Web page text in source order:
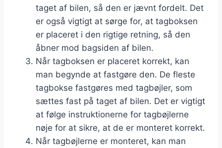
taget af bilen, så den er jævnt fordelt. Det
er også vigtigt at sørge for, at tagboksen
er placeret i den rigtige retning, så den
åbner mod bagsiden af bilen.
Når tagboksen er placeret korrekt, kan
man begynde at fastgøre den. De fleste
tagbokse fastgøres med tagbøjler, som
sættes fast på taget af bilen. Det er vigtigt
at følge instruktionerne for tagbøjlerne
nøje for at sikre, at de er monteret korrekt.
Når tagbøjlerne er monteret, kan man